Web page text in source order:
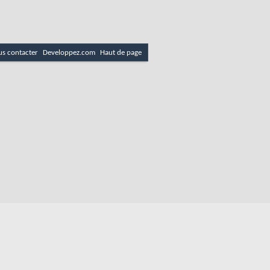
contacter Developpez.com Haut de page